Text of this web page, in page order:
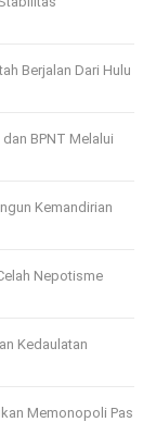
Berjalan Dari Hulu
BPNT Melalui
Kemandirian
Nepotisme
Kedaulatan
Memonopoli Pas